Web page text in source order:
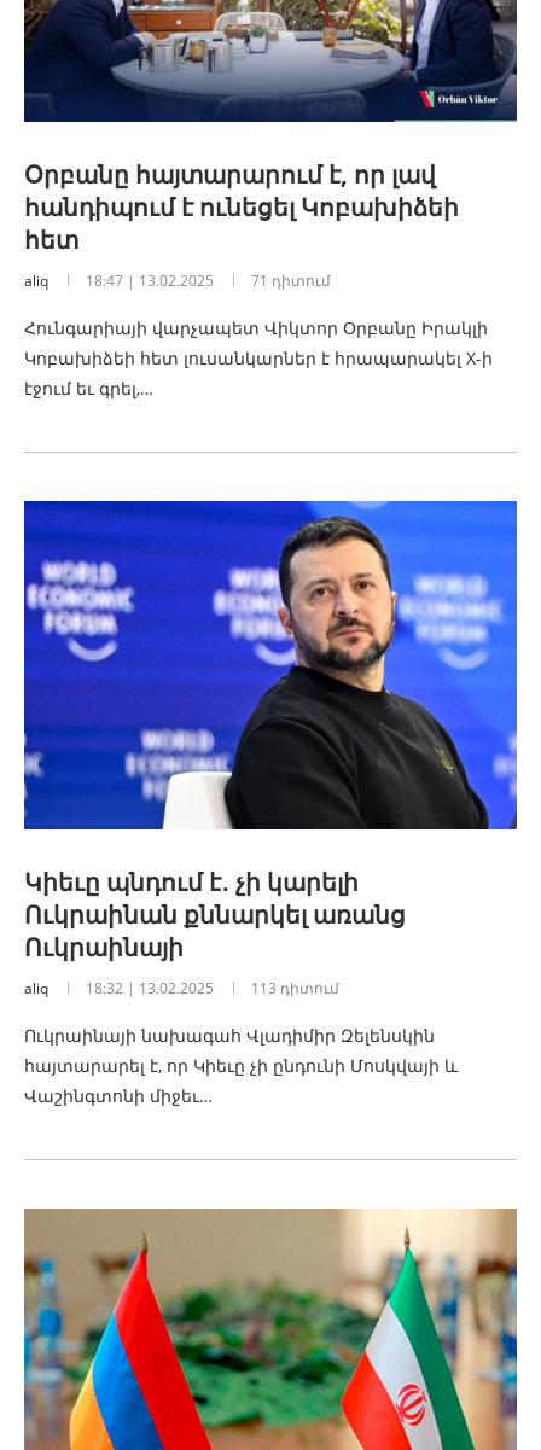
Օրբանը հայտարարում է, որ լավ
հանդիպում է ունեցել Կոբախիձեի
հետ
aliq 18:47 | 13.02.2025 71 դիտում
Հունգարիայի վարչապետ Վիկտոր Օրբանը Իրակլի
Կոբախիձեի հետ լուսանկարներ է հրապարակել X-ի
էջում եւ գրել,…
Կիեւը պնդում է․ չի կարելի
Ուկրաինան քննարկել առանց
Ուկրաինայի
aliq 18:32 | 13.02.2025 113 դիտում
Ուկրաինայի նախագահ Վլադիմիր Զելենսկին
հայտարարել է, որ Կիեւը չի ընդունի Մոսկվայի և
Վաշինգտոնի միջեւ…